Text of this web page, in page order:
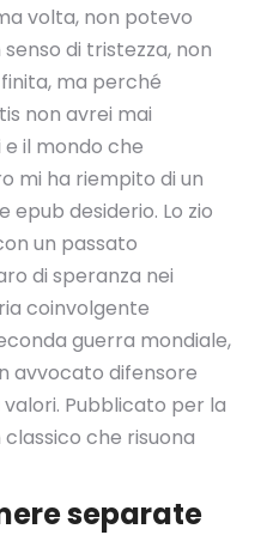
volta, non potevo
di tristezza, non
ma perché
non avrei mai
il mondo che
mi ha riempito di un
epub desiderio. Lo zio
un passato
di speranza nei
coinvolgente
guerra mondiale,
avvocato difensore
Pubblicato per la
classico che risuona
separate